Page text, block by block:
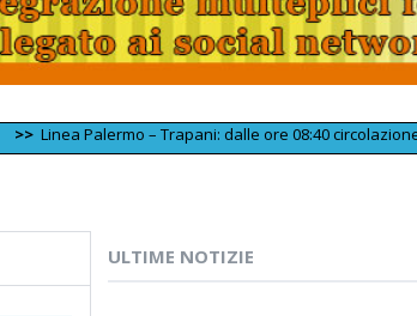
Linea Palermo – Trapani: dalle ore 08:40 circolazione
ULTIME NOTIZIE